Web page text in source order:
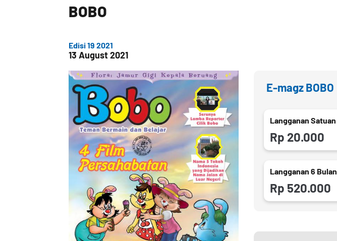
BOBO
Edisi 19 2021
13 August 2021
E-magz BOBO
Langganan Satuan
Rp 20.000
Langganan 6 Bulan
Rp 520.000